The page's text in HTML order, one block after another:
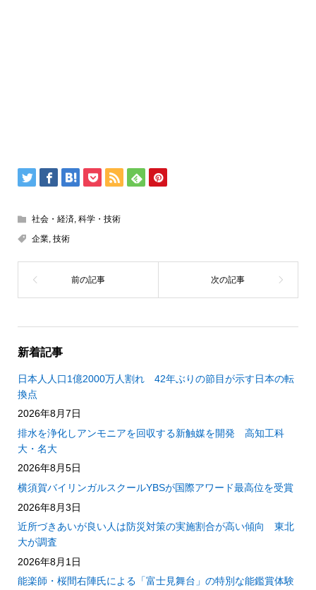
社会・経済, 科学・技術
企業, 技術
新着記事
日本人人口1億2000万人割れ 42年ぶりの節目が示す日本の転
換点
2026年8月7日
排水を浄化しアンモニアを回収する新触媒を開発 高知工科
大・名大
2026年8月5日
横須賀バイリンガルスクールYBSが国際アワード最高位を受賞
2026年8月3日
近所づきあいが良い人は防災対策の実施割合が高い傾向 東北
大が調査
2026年8月1日
能楽師・桜間右陣氏による「富士見舞台」の特別な能鑑賞体験